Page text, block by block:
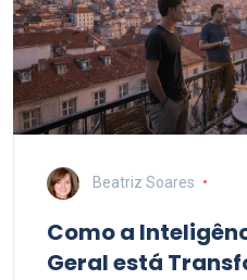
Beatriz Soares
Como a
Geral está